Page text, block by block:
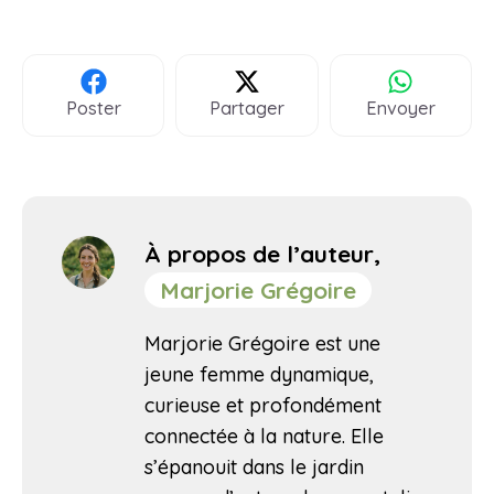
Poster Partager Envoyer
À propos de l’auteur,
Marjorie Grégoire
Marjorie Grégoire est une
jeune femme dynamique,
curieuse et profondément
connectée à la nature. Elle
s’épanouit dans le jardin